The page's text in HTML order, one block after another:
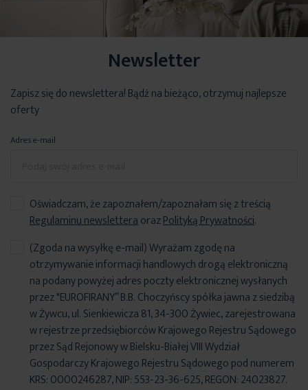
Newsletter
Zapisz się do newslettera! Bądź na bieżąco, otrzymuj najlepsze
oferty
Adres e-mail
Oświadczam, że zapoznałem/zapoznałam się z treścią
Regulaminu newsletteraorazPolityką Prywatności.
(Zgoda na wysyłkę e-mail) Wyrażam zgodę na
otrzymywanie informacji handlowych drogą elektroniczną
na podany powyżej adres poczty elektronicznej wysłanych
przez "EUROFIRANY” B.B. Choczyńscy spółka jawna z siedzibą
w Żywcu, ul. Sienkiewicza 81, 34-300 Żywiec, zarejestrowana
w rejestrze przedsiębiorców Krajowego Rejestru Sądowego
przez Sąd Rejonowy w Bielsku-Białej VIII Wydział
Gospodarczy Krajowego Rejestru Sądowego pod numerem
KRS: 0000246287, NIP: 553-23-36-625, REGON: 24023827.